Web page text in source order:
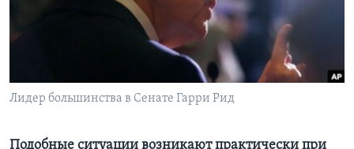
Языки
Лидер большинства в Сенате Гарри Рид
Подобные ситуации возникают практически при